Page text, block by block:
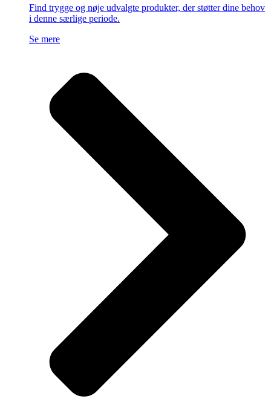
Find trygge og nøje udvalgte produkter, der støtter dine behov
i denne særlige periode.
Se mere